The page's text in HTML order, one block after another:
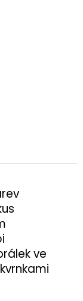
ve